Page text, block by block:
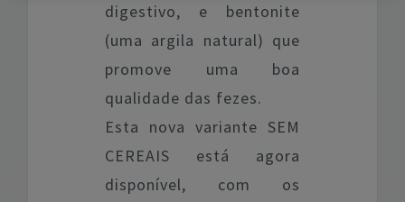
digestivo, e bentonite
(uma argila natural) que
promove uma boa
qualidade das fezes.
Esta nova variante SEM
CEREAIS está agora
disponível, com os